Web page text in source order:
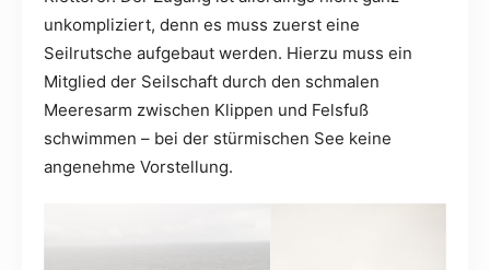
unkompliziert, denn es muss zuerst eine
Seilrutsche aufgebaut werden. Hierzu muss ein
Mitglied der Seilschaft durch den schmalen
Meeresarm zwischen Klippen und Felsfuß
schwimmen – bei der stürmischen See keine
angenehme Vorstellung.